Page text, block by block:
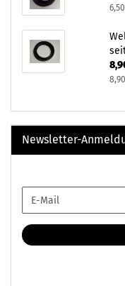
Newsletter-
ZUR
ANMELDUNG
E-
Mail